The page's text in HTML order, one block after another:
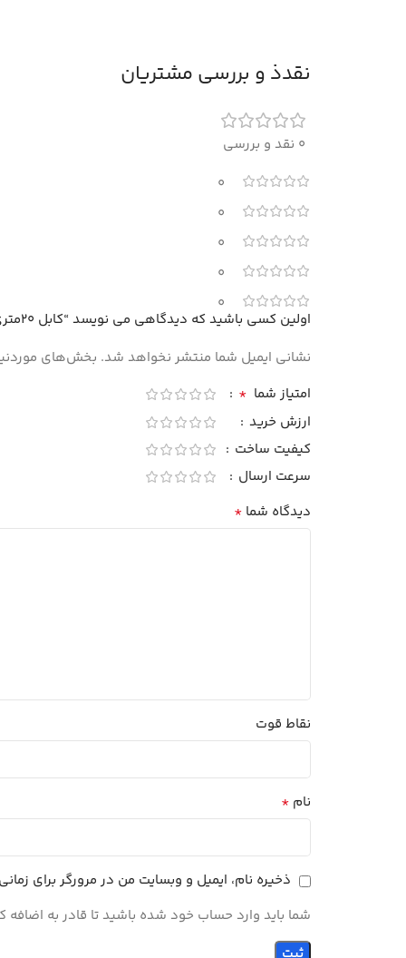
نقدذ و بررسی مشتریان
0 نقد و بررسی
0
0
0
0
0
اولین کسی باشید که دیدگاهی می نویسد “کابل 20متری HDMI”
نشانی ایمیل شما منتشر نخواهد شد. بخش‌های
امتیاز شما *
ارزش خرید
کیفیت ساخت
سرعت ارسال
دیدگاه شما *
نقاط قوت
نام *
ذخیره نام، ایمیل و وبسایت من در مرورگر برای
شما باید وارد حساب خود شده باشید تا قادر به اضافه